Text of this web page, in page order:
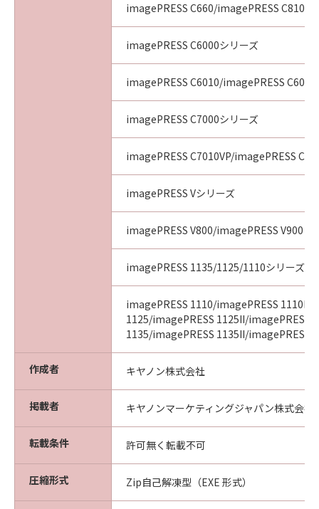
imagePRESS C660/imagePRESS C810/
imagePRESS C6000シリーズ
imagePRESS C6010/imagePRESS C6011
imagePRESS C7000シリーズ
imagePRESS C7010VP/imagePRESS
imagePRESS Vシリーズ
imagePRESS V800/imagePRESS V900
imagePRESS 1135/1125/1110シリーズ
imagePRESS 1110/imagePRESS 1110II/
1125/imagePRESS 1125II/imagePRESS
1135/imagePRESS 1135II/imagePRESS
作成者 キヤノン株式会社
掲載者 キヤノンマーケティングジャパン株式会社
転載条件 許可無く転載不可
圧縮形式 Zip自己解凍型（EXE 形式）